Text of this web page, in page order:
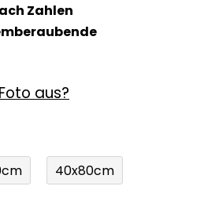
Zahlen
aus?
40x80cm